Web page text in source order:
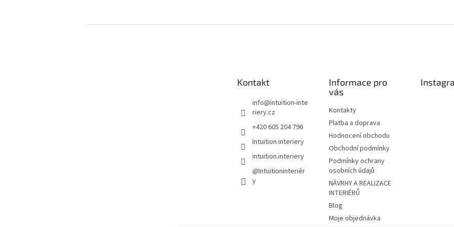
v
í
p
v
k
y
v
ý
p
i
u
Kontakt
info@intuition-inte
riery.cz
+420 605 204 796
Intuition.interiery
intuition.interiery
@Intuitioninteriér
y
Informace pro
vás
Kontakty
Platba a doprava
Hodnocení obchodu
Obchodní podmínky
Podmínky ochrany
osobních údajů
NÁVRHY A REALIZACE
INTERIÉRŮ
Blog
Moje objednávka